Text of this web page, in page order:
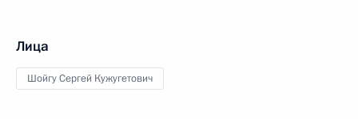
Лица
Шойгу Сергей Кужугетович